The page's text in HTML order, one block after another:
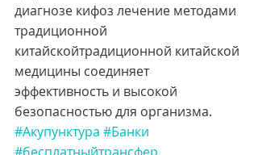
диагнозе кифоз лечение методами
традиционной
китайскойтрадиционной китайской
медицины соединяет
эффективность и высокой
безопасностью для организма.
#Акупунктура #Банки